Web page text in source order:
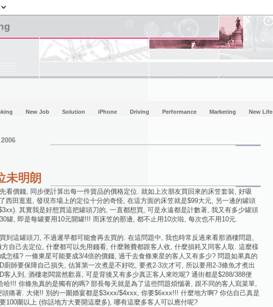
New Job Solution iPhone Driving Performance Marketing New Life
未明朗
看價錢, 同步便計算出每一件貨品的價格定位. 就如上次朋友買回來的床笠套裝, 好吸
西田逛逛, 發現市場上的定位十分的奇怪, 在這方面的床笠就是$99大元, 另一邊的罐頭
其實我是好想買這把罐頭刀的, 一直都想買, 可是永遠都是計數著, 我又有多少罐頭
罐, 即是每罐要用10元開罐!!! 而床笠的那邊, 都不止用10次啦, 每次也不用10元.
到這罐頭刀, 不過遲早都可能會再去買的. 在這問題中, 我也時常反過來看那酒樓問題,
自己去定位, 什麼都可以先用錢看, 什麼雜費都跟客人收, 什麼損耗又同客人取. 這麼樣
怎樣? 一條東星可能要成3/4倍的價錢, 過千去食條東星的客人又有多少? 問題如果真的
廚師要保障自己損失, 估算第一次煮是不好吃, 要煮2-3次才可, 所以要用2-3條魚才煮出
客人到, 酒樓老闆當然歡喜, 可是背後又有多少真正客人來吃呢? 通街都是$288/388便
哈!!! 你條魚真的是獨有的嗎? 部長每天就是為了這些問題煩惱著, 跟不同的客人寫菜單,
頭痛著. 大佬!! 別的一圍婚宴都是$3xxx/$4xxx, 你要$6xxx!!! 什麼地方啊? 你估自己真是
100圍以上 (你話地方大要開這麼多), 哪有這麼多客人可以應付呢?